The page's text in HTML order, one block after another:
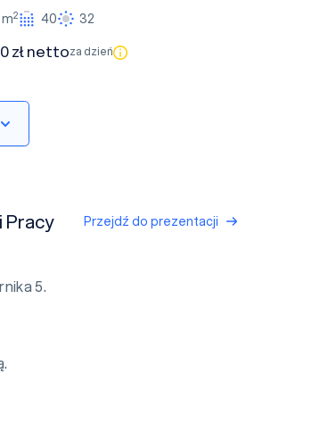
2 40 32
zł nettoza dzień
Przejdź do prezentacji
5.